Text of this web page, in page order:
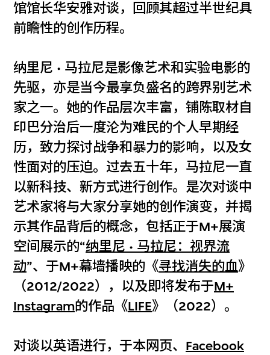
馆馆长华安雅对谈，回顾其超过半世纪具
前瞻性的创作历程。
纳里尼 · 马拉尼是影像艺术和实验电影的
先驱，亦是当今最享负盛名的跨界别艺术
家之一。她的作品层次丰富，铺陈取材自
印巴分治后一度沦为难民的个人早期经
历，致力探讨战争和暴力的影响，以及女
性面对的压迫。过去五十年，马拉尼一直
以新科技、新方式进行创作。是次对谈中
艺术家将与大家分享她的创作演变，并揭
示其作品背后的概念，包括正于M+展演
空间展示的“纳里尼 · 马拉尼：视界流
动”、于M+幕墙播映的《寻找消失的血》
（2012/2022），以及即将发布于M+
Instagram的作品《LIFE》（2022）。
对谈以英语进行，于本网页、 Facebook